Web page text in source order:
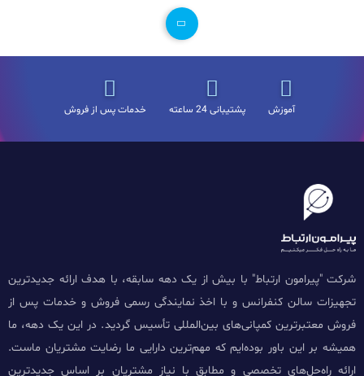
آموزش پشتیبانی 24 ساعته خدمات پس از فروش
شرکت "پیرامون ارتباط" با بیش از یک دهه سابقه، با هدف ارائه جدیدترین
تجهیزات سالن کنفرانس و با اخذ نمایندگی رسمی فروش و خدمات پس از
فروش معتبرترین کمپانی‌های بین‌المللی تأسیس گردید. در این یک دهه، ما
همیشه بر این باور بوده‌ایم که مهم‌ترین دارایی ما رضایت مشتریان ماست.
ارائه راه‌حل‌های تخصصی و مطابق با نیاز مشتریان بر اساس جدیدترین